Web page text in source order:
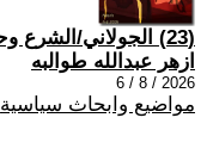
(23) الجولاني/الشرع وحزب الله: ما الذي تغيّر..؟!
ازهر عبدالله طوالبه
2026 / 8 / 6
مواضيع وابحاث سياسية